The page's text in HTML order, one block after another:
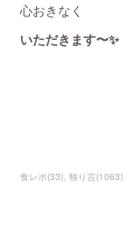
心おきなく
いただきます〜✨
食レポ(33) 独り言(1063)